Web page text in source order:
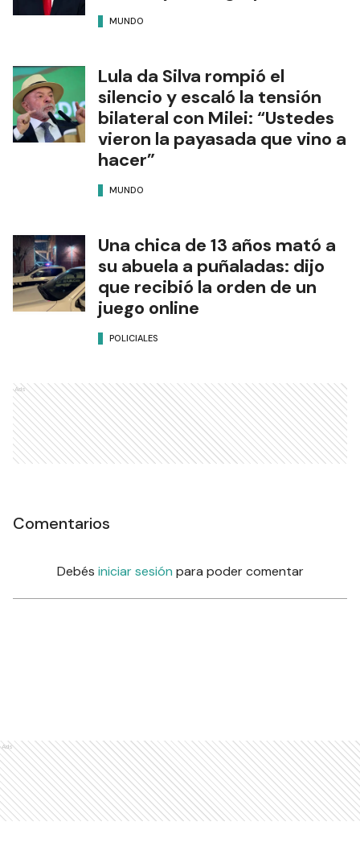
MUNDO
Lula da Silva rompió el
silencio y escaló la tensión
bilateral con Milei: “Ustedes
vieron la payasada que vino a
hacer”
MUNDO
Una chica de 13 años mató a
su abuela a puñaladas: dijo
que recibió la orden de un
juego online
POLICIALES
Ads
Comentarios
Debés iniciar sesión para poder comentar
Ads